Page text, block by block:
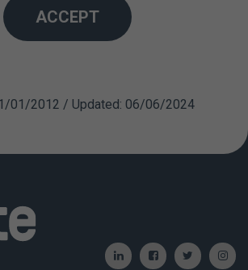
вы будете голодны из-за
диеты, но мы
тяжелой пищи и
01/2012 / Updated: 06/06/2024
ACCEPT